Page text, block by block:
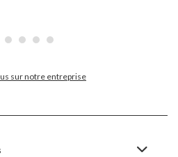
sur notre entreprise